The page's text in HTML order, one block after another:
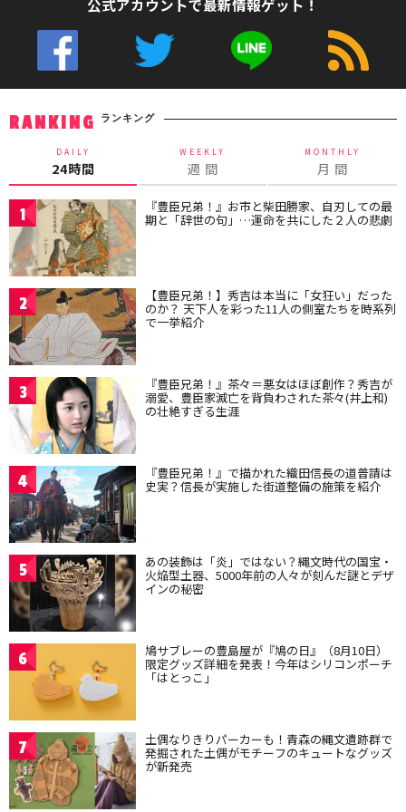
公式アカウントで最新情報ゲット！
RANKING ランキング
DAILY
24時間
WEEKLY
週 間
MONTHLY
月 間
1 『豊臣兄弟！』お市と柴田勝家、自刃しての最
期と「辞世の句」…運命を共にした２人の悲劇
2 【豊臣兄弟！】秀吉は本当に「女狂い」だった
のか？ 天下人を彩った11人の側室たちを時系列
で一挙紹介
3 『豊臣兄弟！』茶々＝悪女はほぼ創作？秀吉が
溺愛、豊臣家滅亡を背負わされた茶々(井上和)
の壮絶すぎる生涯
4 『豊臣兄弟！』で描かれた織田信長の道普請は
史実？信長が実施した街道整備の施策を紹介
5 あの装飾は「炎」ではない？縄文時代の国宝・
火焔型土器、5000年前の人々が刻んだ謎とデザ
インの秘密
6 鳩サブレーの豊島屋が『鳩の日』（8月10日）
限定グッズ詳細を発表！今年はシリコンポーチ
「はとっこ」
7 土偶なりきりパーカーも！青森の縄文遺跡群で
発掘された土偶がモチーフのキュートなグッズ
が新発売